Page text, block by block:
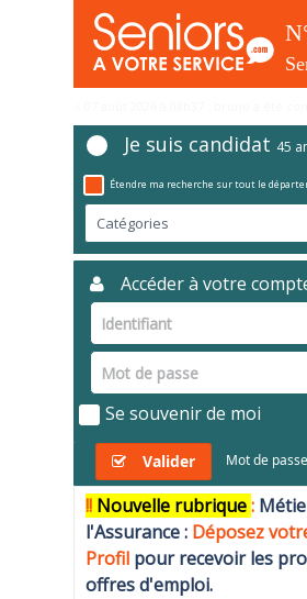
Je suis candidat 45
Étendre ma recherche sur tout le
Accéder à votre
Se souvenir de moi
Valider Mot de
!! Nouvelle rubrique:
l'Assurance : Déposez
Profil pour recevoir les
offres d'emploi.